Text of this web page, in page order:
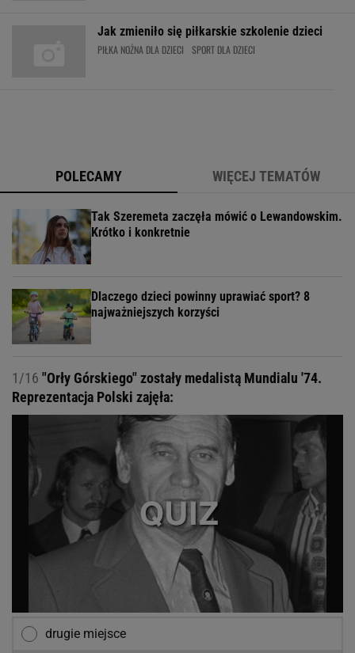
Jak zmieniło się piłkarskie szkolenie dzieci
PIŁKA NOŻNA DLA DZIECI SPORT DLA DZIECI
POLECAMY WIĘCEJ TEMATÓW
Tak Szeremeta zaczęła mówić o Lewandowskim.
Krótko i konkretnie
Dlaczego dzieci powinny uprawiać sport? 8
najważniejszych korzyści
1/16 "Orły Górskiego" zostały medalistą Mundialu '74.
Reprezentacja Polski zajęła:
drugie miejsce